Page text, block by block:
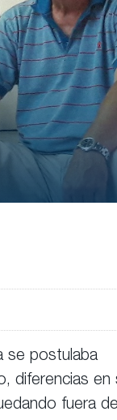
se postulaba
diferencias en
fuera